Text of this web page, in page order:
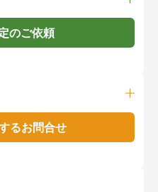
のご依頼
るお問合せ